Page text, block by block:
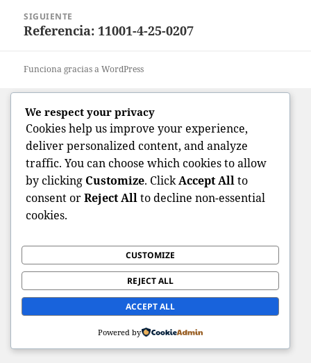
SIGUIENTE
Entrada
Referencia: 11001-4-25-0207
Funciona gracias a WordPress
We respect your privacy
Cookies help us improve your experience,
deliver personalized content, and analyze
traffic. You can choose which cookies to allow
by clicking Customize. ClickAccept Allto
consent orReject Allto decline non-essential
cookies.
CUSTOMIZE
REJECT ALL
ACCEPT ALL
Powered by